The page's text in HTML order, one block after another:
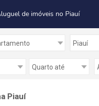
de imóveis no Piauí
Piauí